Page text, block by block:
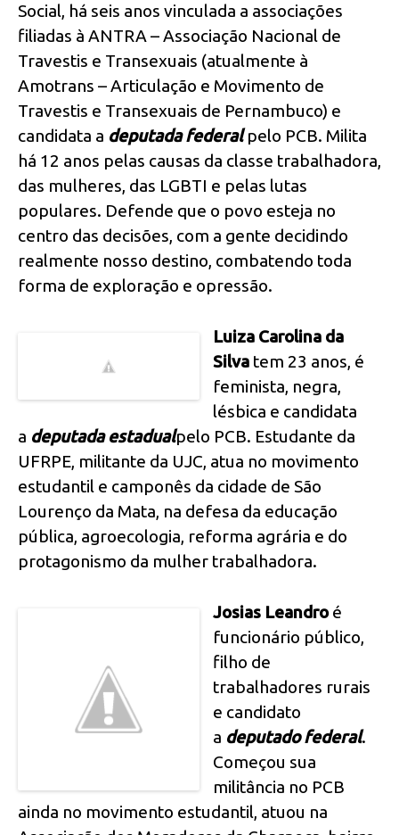
Social, há seis anos vinculada a associações
filiadas à ANTRA – Associação Nacional de
Travestis e Transexuais (atualmente à
Amotrans – Articulação e Movimento de
Travestis e Transexuais de Pernambuco) e
candidata a deputada federalpelo PCB. Milita
há 12 anos pelas causas da classe trabalhadora,
das mulheres, das LGBTI e pelas lutas
populares. Defende que o povo esteja no
centro das decisões, com a gente decidindo
realmente nosso destino, combatendo toda
forma de exploração e opressão.
Luiza Carolina da
Silva tem 23 anos, é
feminista, negra,
lésbica e candidata
a deputada estadualpelo PCB. Estudante da
UFRPE, militante da UJC, atua no movimento
estudantil e camponês da cidade de São
Lourenço da Mata, na defesa da educação
pública, agroecologia, reforma agrária e do
protagonismo da mulher trabalhadora.
Josias Leandroé
funcionário público,
filho de
trabalhadores rurais
e candidato
a deputado federal.
Começou sua
militância no PCB
ainda no movimento estudantil, atuou na